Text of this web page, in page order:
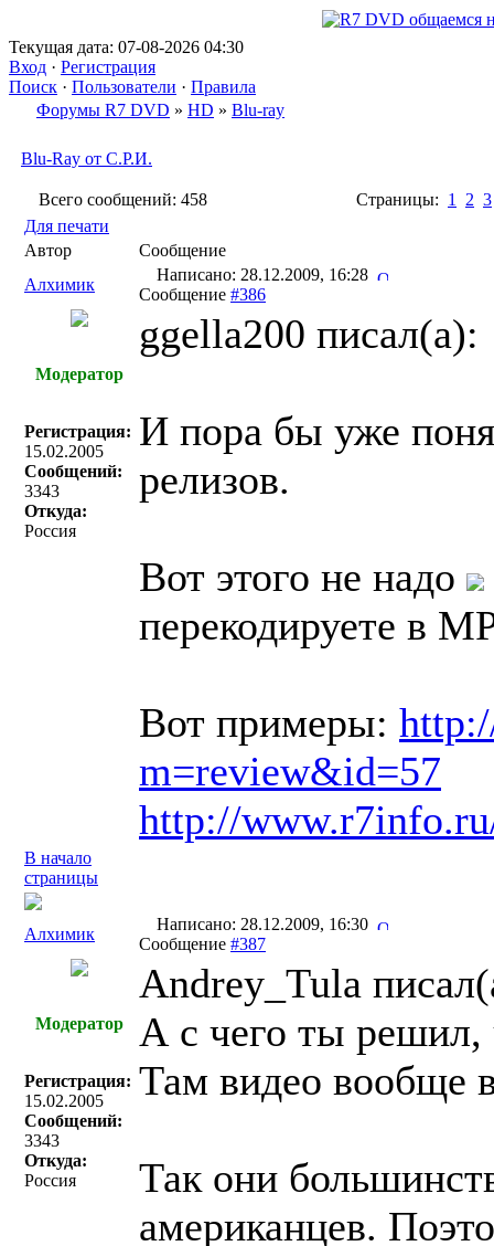
Текущая дата: 07-08-2026 04:30
Вход · Регистрация
Поиск · Пользователи · Правила
Форумы R7 DVD » HD » Blu-ray
Blu-Ray от С.Р.И.
Всего сообщений: 458 Страницы: 1 2 3
Для печати
Автор
Сообщение
Алхимик
Написано: 28.12.2009, 16:28
Сообщение #386
Модератор
Регистрация:
15.02.2005
Сообщений:
3343
Откуда:
Россия
ggella200 писал(a):
И пора бы уже
релизов.
Вот этого не надо
перекодируете в
Вот примеры:
m=review&id=57
http://
В начало
страницы
Алхимик
Написано: 28.12.2009, 16:30
Сообщение #387
Модератор
Регистрация:
15.02.2005
Сообщений:
3343
Откуда:
Россия
Andrey_Tula
А с чего ты решил,
Там видео вообще
Так они
американцев.